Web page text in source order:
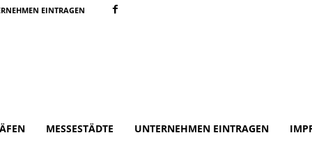
EINTRAGEN
MESSESTÄDTE UNTERNEHMEN EINTRAGEN